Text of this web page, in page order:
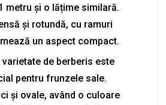
metru și o lățime similară.
și rotundă, cu ramuri
un aspect compact.
de berberis este
pentru frunzele sale.
și ovale, având o culoare